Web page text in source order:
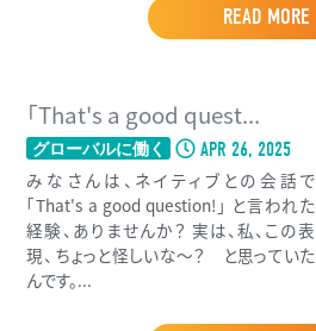
READ MORE
「That's a good quest...
グローバルに働く APR 26, 2025
みなさんは、ネイティブとの会話で
「That's a good question!」 と言われた
経験、ありませんか？ 実は、私、この表
現、 ちょっと怪しいな〜？ と思っていた
んです。...